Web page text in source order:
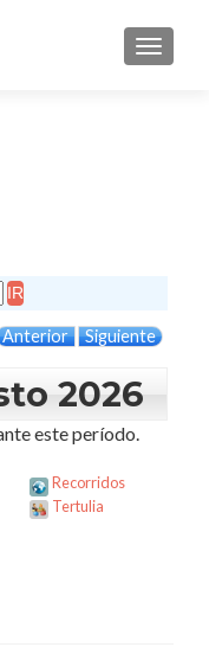
Anterior Siguiente
2026
este período.
Recorridos
Tertulia